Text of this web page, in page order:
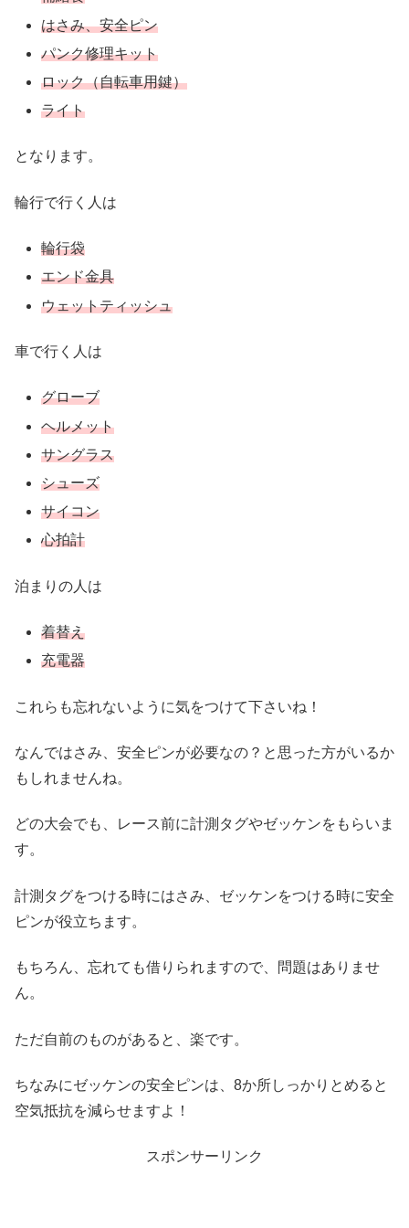
はさみ、安全ピン
パンク修理キット
ロック（自転車用鍵）
ライト
となります。
輪行で行く人は
輪行袋
エンド金具
ウェットティッシュ
車で行く人は
グローブ
ヘルメット
サングラス
シューズ
サイコン
心拍計
泊まりの人は
着替え
充電器
これらも忘れないように気をつけて下さいね！
なんではさみ、安全ピンが必要なの？と思った方がいるか
もしれませんね。
どの大会でも、レース前に計測タグやゼッケンをもらいま
す。
計測タグをつける時にはさみ、ゼッケンをつける時に安全
ピンが役立ちます。
もちろん、忘れても借りられますので、問題はありませ
ん。
ただ自前のものがあると、楽です。
ちなみにゼッケンの安全ピンは、8か所しっかりとめると
空気抵抗を減らせますよ！
スポンサーリンク